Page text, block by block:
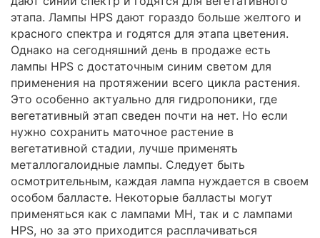
этапа. Лампы HPS дают гораздо больше желтого и
красного спектра и годятся для этапа цветения.
Однако на сегодняшний день в продаже есть
лампы HPS с достаточным синим светом для
применения на протяжении всего цикла растения.
Это особенно актуально для гидропоники, где
вегетативный этап сведен почти на нет. Но если
нужно сохранить маточное растение в
вегетативной стадии, лучше применять
металлогалоидные лампы. Следует быть
осмотрительным, каждая лампа нуждается в своем
особом балласте. Некоторые балласты могут
применяться как с лампами МН, так и с лампами
HPS, но за это приходится расплачиваться